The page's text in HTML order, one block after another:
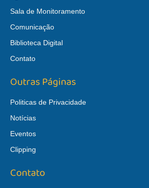
Sala de Monitoramento
Comunicação
Biblioteca Digital
Contato
Outras Páginas
Politicas de Privacidade
Notícias
Eventos
Clipping
Contato